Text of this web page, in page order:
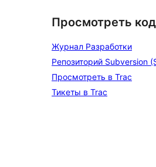
Просмотреть код
Журнал Разработки
Репозиторий Subversion
Просмотреть в Trac
Тикеты в Trac